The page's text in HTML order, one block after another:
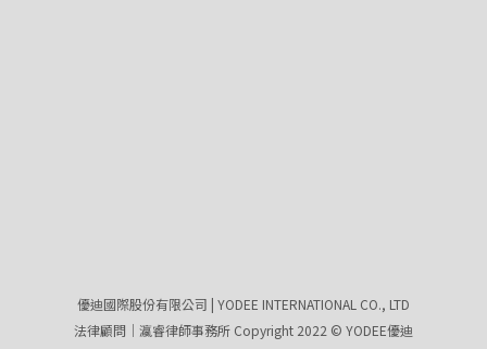
優迪國際股份有限公司 | YODEE INTERNATIONAL CO., LTD
法律顧問｜瀛睿律師事務所 Copyright 2022 © YODEE優迪